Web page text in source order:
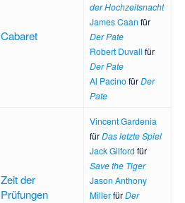
Cabaret
der Hochzeitsnacht
James Caan für
Der Pate
Robert Duvall für
Der Pate
Al PacinofürDer
Pate
Zeit der
Prüfungen
Vincent Gardenia
fürDas letzte Spiel
Jack Gilford für
Save the Tiger
Jason Anthony
MillerfürDer